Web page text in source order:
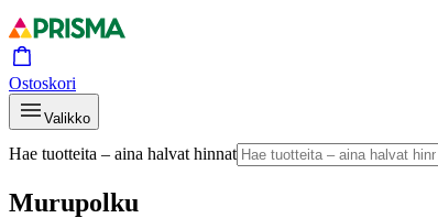
Ostoskori
Valikko
Hae tuotteita – aina halvat hinnat
Murupolku